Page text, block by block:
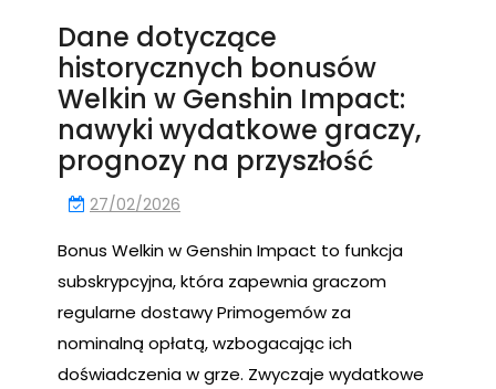
Dane dotyczące
historycznych bonusów
Welkin w Genshin Impact:
nawyki wydatkowe graczy,
prognozy na przyszłość
27/02/2026
Bonus Welkin w Genshin Impact to funkcja
subskrypcyjna, która zapewnia graczom
regularne dostawy Primogemów za
nominalną opłatą, wzbogacając ich
doświadczenia w grze. Zwyczaje wydatkowe